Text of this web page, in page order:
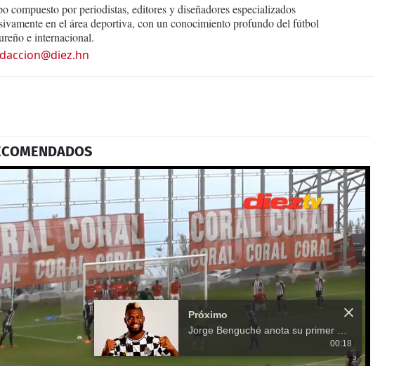
compuesto por periodistas, editores y diseñadores especializados
en el área deportiva, con un conocimiento profundo del fútbol
e internacional.
Próximo
00:18